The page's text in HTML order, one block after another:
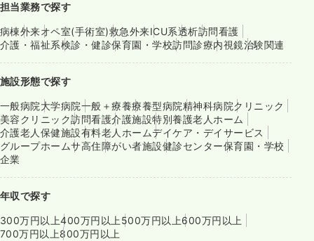
担当業務で探す
病棟外来オペ室(手術室)救急外来ICU系透析訪問看護
介護・福祉系検診・健診保育園・学校訪問診療内視鏡治験関連
施設形態で探す
一般病院大学病院一般＋療養療養型病院精神科病院クリニック
美容クリニック訪問看護介護施設特別養護老人ホーム
介護老人保健施設有料老人ホームデイケア・デイサービス
グループホームサ高住障がい者施設健診センター保育園・学校
企業
年収で探す
300万円以上400万円以上 500万円以上600万円以上
700万円以上800万円以上